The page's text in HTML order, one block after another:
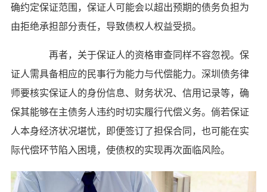
确约定保证范围，保证人可能会以超出预期的债务负担为
由拒绝承担部分责任，导致债权人权益受损。
再者，关于保证人的资格审查同样不容忽视。保
证人需具备相应的民事行为能力与代偿能力。深圳债务律
师要核实保证人的身份信息、财务状况、信用记录等，确
保其能够在主债务人违约时切实履行代偿义务。倘若保证
人本身经济状况堪忧，即便签订了担保合同，也可能在实
际代偿环节陷入困境，使债权的实现再次面临风险。